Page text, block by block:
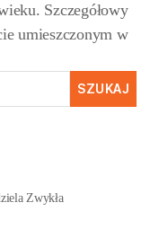
Szczegółowy
umieszczonym w
Zwykła